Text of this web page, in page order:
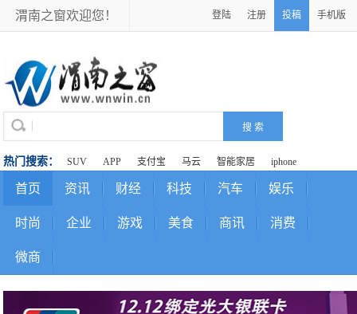
渭南之窗欢迎您！ 登陆 注册 投稿 手机版
热门搜索： SUV APP 支付宝 马云 智能家居 iphone
首页 资讯 财经 科技 汽车 娱乐
时尚 企业 游戏 美食 商讯 消费
微商